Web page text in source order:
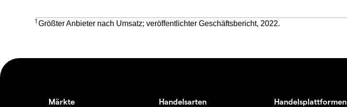
1 Größter Anbieter nach Umsatz; veröffentlichter Geschäftsbericht, 2022.
Märkte
Handelsarten
Handelsplattformen